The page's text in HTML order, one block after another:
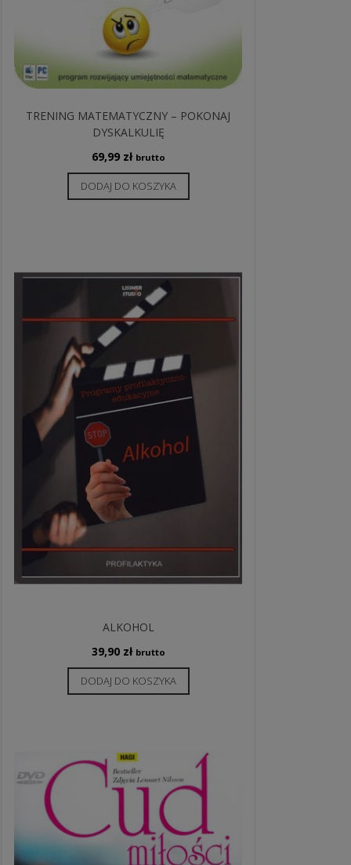
TRENING MATEMATYCZNY – POKONAJ
DYSKALKULIĘ
69,99 zł brutto
DODAJ DO KOSZYKA
ALKOHOL
39,90 zł brutto
DODAJ DO KOSZYKA